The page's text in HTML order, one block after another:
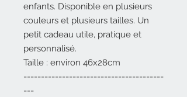
enfants. Disponible en plusieurs
couleurs et plusieurs tailles. Un
petit cadeau utile, pratique et
personnalisé.
Taille : environ 46x28cm
----------------------------------------
---